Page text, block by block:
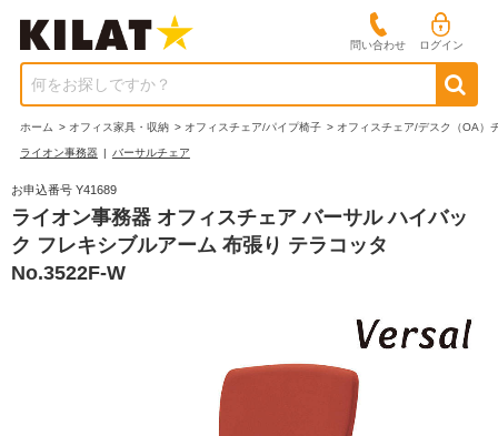
問い合わせ ログイン
何をお探しですか？
ホーム > オフィス家具・収納 > オフィスチェア/パイプ椅子 > オフィスチェア/デスク（OA）
ライオン事務器 | バーサルチェア
お申込番号 Y41689
ライオン事務器 オフィスチェア バーサル ハイバッ
ク フレキシブルアーム 布張り テラコッタ
No.3522F-W